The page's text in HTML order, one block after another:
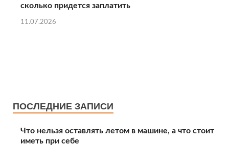
сколько придется заплатить
11.07.2026
ПОСЛЕДНИЕ ЗАПИСИ
Что нельзя оставлять летом в машине, а что стоит
иметь при себе